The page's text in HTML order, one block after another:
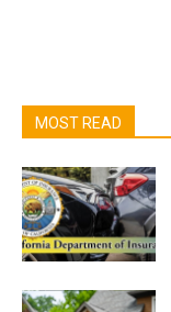
MOST READ